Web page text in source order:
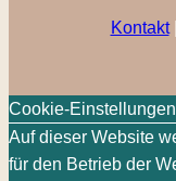
Kontakt|
Cookie-Einstellungen
Auf dieser Website
für den Betrieb der